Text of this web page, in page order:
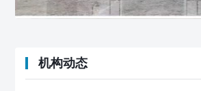
机构动态